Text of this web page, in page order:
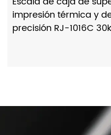
impresión térmica y
precisión RJ-1016C